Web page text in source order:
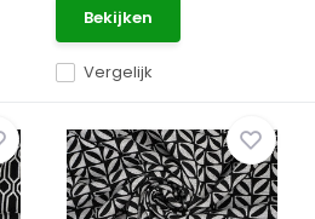
Vergelijk
Bekijken